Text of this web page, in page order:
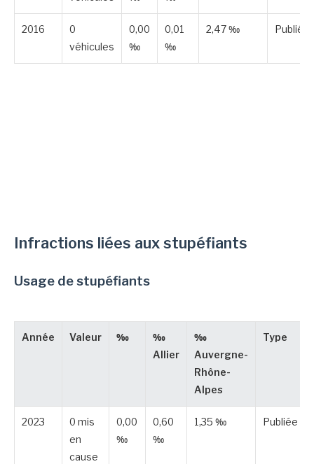
2016
0
véhicules
0,00
‰
0,01
‰
2,47 ‰ Publiée
Infractions liées aux stupéfiants
Usage de stupéfiants
Année Valeur ‰
‰
Allier
‰
Auvergne-
Rhône-
Alpes
Type
2023
0 mis
en
cause
0,00
‰
0,60
‰
1,35 ‰ Publiée